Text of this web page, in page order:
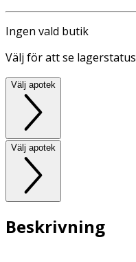
Ingen vald butik
Välj för att se lagerstatus
Välj apotek
Välj apotek
Beskrivning